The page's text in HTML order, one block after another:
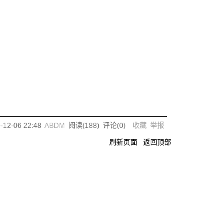
12-06 22:48 ABDM 阅读(188) 评论(0) 收藏 举报
刷新页面 返回顶部